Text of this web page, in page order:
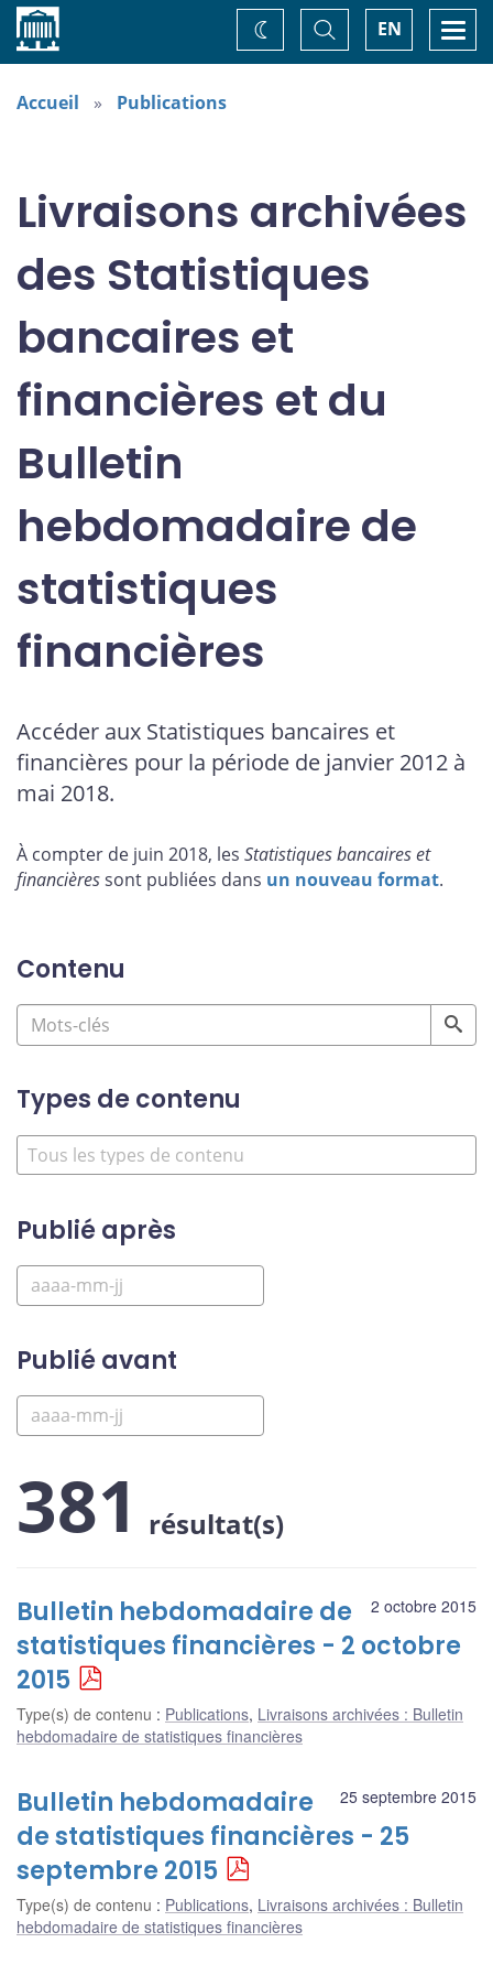
Accueil EN
Basculer
la
recherche
Changez
de
Accueil Publications
Livraisons archivées
des Statistiques
bancaires et
financières et du
Bulletin
hebdomadaire de
statistiques
financières
Accéder aux Statistiques bancaires et
financières pour la période de janvier 2012 à
mai 2018.
À compter de juin 2018, les Statistiques bancaires et
financièressont publiées dans un nouveau format.
Contenu
Types de contenu
Publié après
Publié avant
381 résultat(s)
2 octobre 2015
Bulletin hebdomadaire de
statistiques financières - 2 octobre
2015
Type(s) de contenu : Publications, Livraisons archivées : Bulletin
hebdomadaire de statistiques financières
25 septembre 2015
Bulletin hebdomadaire
de statistiques financières - 25
septembre 2015
Type(s) de contenu : Publications, Livraisons archivées : Bulletin
hebdomadaire de statistiques financières